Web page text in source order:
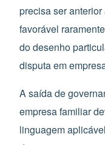
precisa ser
favorável
do desenho
disputa em
A saída de
empresa familiar
linguagem